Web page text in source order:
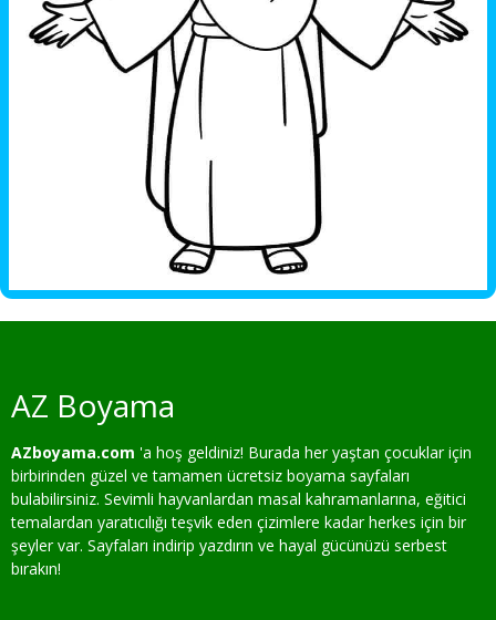
AZ Boyama
AZboyama.com 'a hoş geldiniz! Burada her yaştan çocuklar için
birbirinden güzel ve tamamen ücretsiz boyama sayfaları
bulabilirsiniz. Sevimli hayvanlardan masal kahramanlarına, eğitici
temalardan yaratıcılığı teşvik eden çizimlere kadar herkes için bir
şeyler var. Sayfaları indirip yazdırın ve hayal gücünüzü serbest
bırakın!